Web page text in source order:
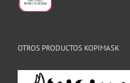
OTROS PRODUCTOS KOPIMASK